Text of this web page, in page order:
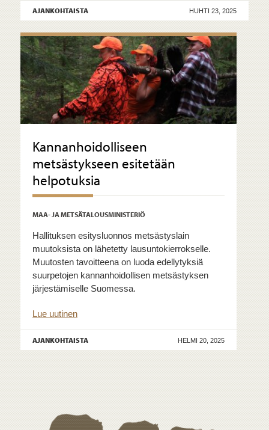
AJANKOHTAISTA HUHTI 23, 2025
Kannanhoidolliseen
metsästykseen esitetään
helpotuksia
MAA- JA METSÄTALOUSMINISTERIÖ
Hallituksen esitysluonnos metsästyslain
muutoksista on lähetetty lausuntokierrokselle.
Muutosten tavoitteena on luoda edellytyksiä
suurpetojen kannanhoidollisen metsästyksen
järjestämiselle Suomessa.
Lue uutinen
AJANKOHTAISTA HELMI 20, 2025